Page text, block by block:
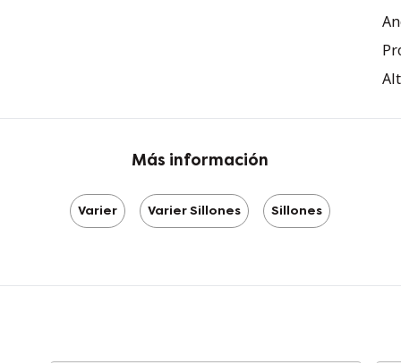
✔
Más información
Varier Varier Sillones Sillones